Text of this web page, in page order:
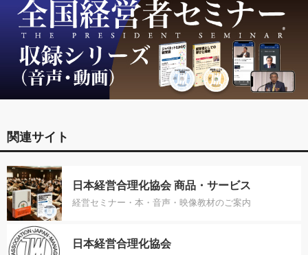
関連サイト
日本経営合理化協会 商品・サービス
経営セミナー・本・音声・映像教材のご案内
日本経営合理化協会